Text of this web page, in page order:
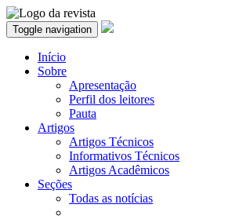
Toggle navigation
Início
Sobre
Apresentação
Perfil dos leitores
Pauta
Artigos
Artigos Técnicos
Informativos Técnicos
Artigos Acadêmicos
Seções
Todas as notícias